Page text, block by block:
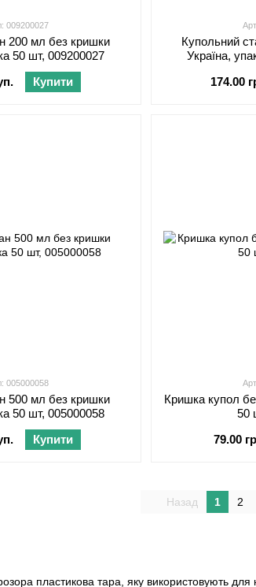
пластикова тара, яку використовують
009200027
200 мл без кришки
50 шт, 009200027
Купити
Купольний
Україна,
174.00
005000058
500 мл без кришки
50 шт, 005000058
Купити
Кришка купол
50
79.00
Назад 1 2